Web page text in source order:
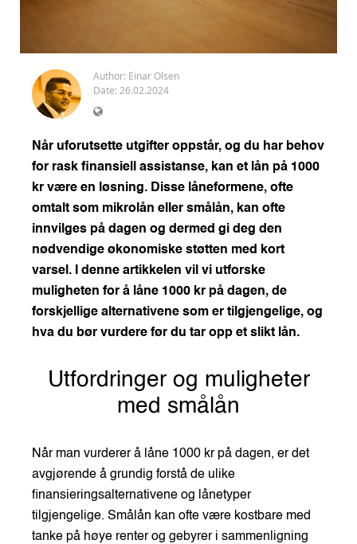
Author: Einar Olsen
Date: 26.02.2024
Når uforutsette utgifter oppstår, og du har behov
for rask finansiell assistanse, kan et lån på 1000
kr være en løsning. Disse låneformene, ofte
omtalt som mikrolån eller smålån, kan ofte
innvilges på dagen og dermed gi deg den
nødvendige økonomiske støtten med kort
varsel. I denne artikkelen vil vi utforske
muligheten for å låne 1000 kr på dagen, de
forskjellige alternativene som er tilgjengelige, og
hva du bør vurdere før du tar opp et slikt lån.
Utfordringer og muligheter
med smålån
Når man vurderer å låne 1000 kr på dagen, er det
avgjørende å grundig forstå de ulike
finansieringsalternativene og lånetyper
tilgjengelige. Smålån kan ofte være kostbare med
tanke på høye renter og gebyrer i sammenligning